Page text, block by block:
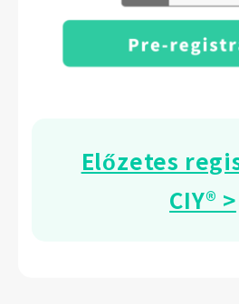
Előzetes
CIY® >